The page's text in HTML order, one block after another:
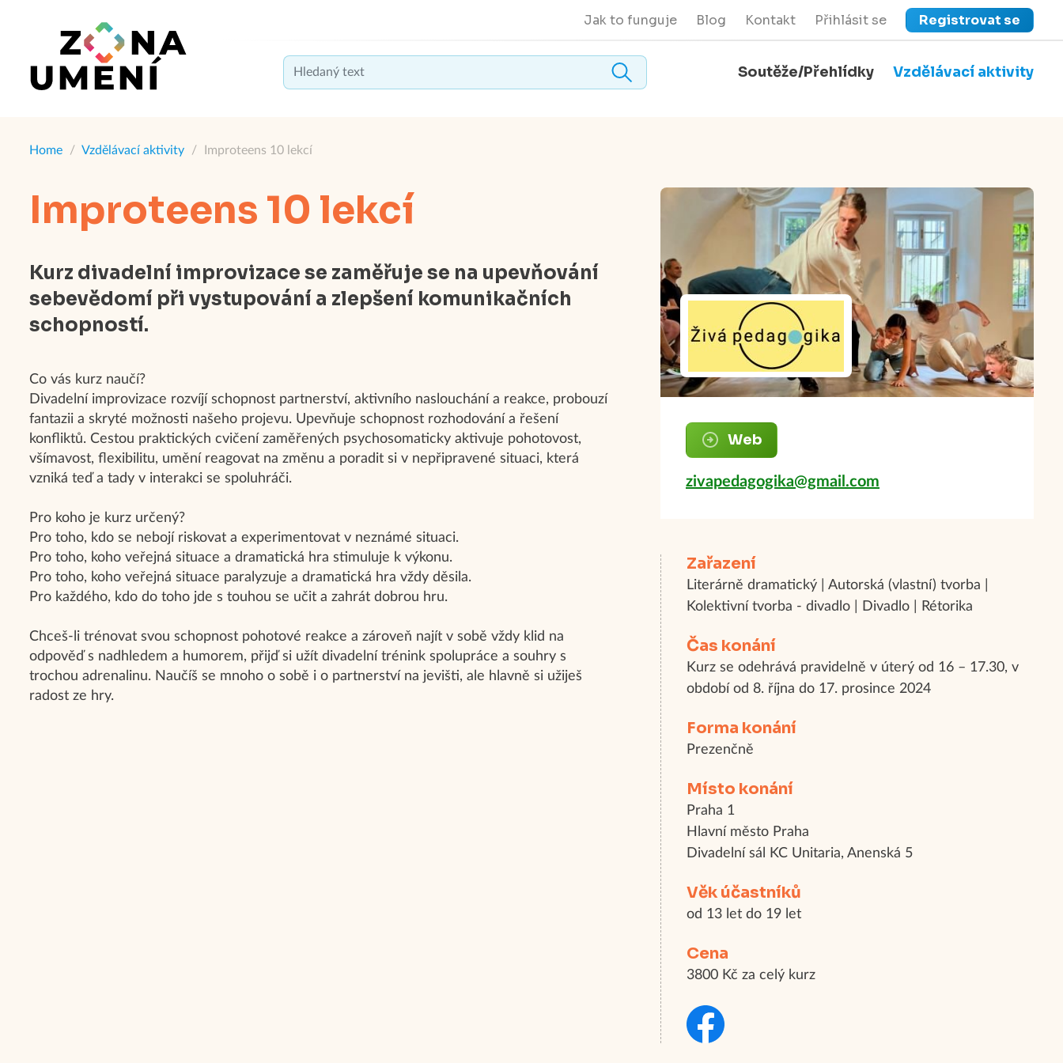
Jak to funguje Blog Kontakt Přihlásit se Registrovat se
Soutěže/Přehlídky Vzdělávací aktivity
Home / Vzdělávací aktivity / Improteens 10 lekcí
Web
zivapedagogika@gmail.com
Zařazení
Literárně dramatický | Autorská (vlastní) tvorba |
Kolektivní tvorba - divadlo | Divadlo | Rétorika
Čas konání
Kurz se odehrává pravidelně v úterý od 16 – 17.30, v
období od 8. října do 17. prosince 2024
Forma konání
Prezenčně
Místo konání
Praha 1
Hlavní město Praha
Divadelní sál KC Unitaria, Anenská 5
Věk účastníků
od 13 let do 19 let
Cena
3800 Kč za celý kurz
Improteens 10 lekcí
Kurz divadelní improvizace se zaměřuje se na upevňování
sebevědomí při vystupování a zlepšení komunikačních
schopností.
Co vás kurz naučí?
Divadelní improvizace rozvíjí schopnost partnerství, aktivního naslouchání a reakce, probouzí
fantazii a skryté možnosti našeho projevu. Upevňuje schopnost rozhodování a řešení
konfliktů. Cestou praktických cvičení zaměřených psychosomaticky aktivuje pohotovost,
všímavost, flexibilitu, umění reagovat na změnu a poradit si v nepřipravené situaci, která
vzniká teď a tady v interakci se spoluhráči.
Pro koho je kurz určený?
Pro toho, kdo se nebojí riskovat a experimentovat v neznámé situaci.
Pro toho, koho veřejná situace a dramatická hra stimuluje k výkonu.
Pro toho, koho veřejná situace paralyzuje a dramatická hra vždy děsila.
Pro každého, kdo do toho jde s touhou se učit a zahrát dobrou hru.
Chceš-li trénovat svou schopnost pohotové reakce a zároveň najít v sobě vždy klid na
odpověď s nadhledem a humorem, přijď si užít divadelní trénink spolupráce a souhry s
trochou adrenalinu. Naučíš se mnoho o sobě i o partnerství na jevišti, ale hlavně si užiješ
radost ze hry.